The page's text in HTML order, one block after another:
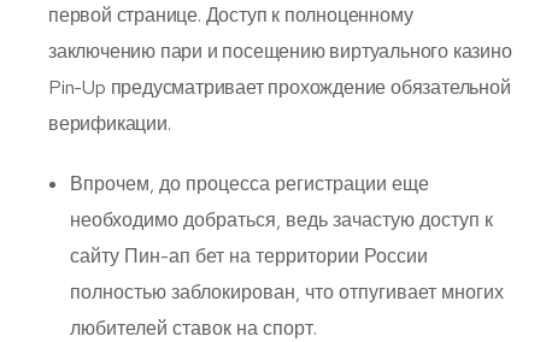
первой странице. Доступ к полноценному
заключению пари и посещению виртуального казино
Pin-Up предусматривает прохождение обязательной
верификации.
Впрочем, до процесса регистрации еще
необходимо добраться, ведь зачастую доступ к
сайту Пин-ап бет на территории России
полностью заблокирован, что отпугивает многих
любителей ставок на спорт.